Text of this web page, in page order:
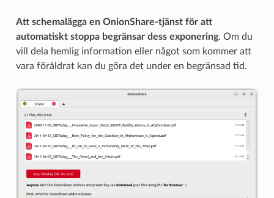
Att schemalägga en OnionShare-tjänst för att
automatiskt stoppa begränsar dess exponering. Om du
vill dela hemlig information eller något som kommer att
vara föråldrat kan du göra det under en begränsad tid.